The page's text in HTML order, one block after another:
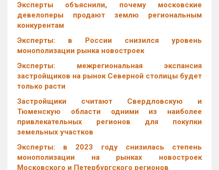
Эксперты объяснили, почему московские
девелоперы продают землю региональным
конкурентам
Эксперты: в России снизился уровень
монополизации рынка новостроек
Эксперты: межрегиональная экспансия
застройщиков на рынок Северной столицы будет
только расти
Застройщики считают Свердловскую и
Тюменскую области одними из наиболее
привлекательных регионов для покупки
земельных участков
Эксперты: в 2023 году снизилась степень
монополизации на рынках новостроек
Московского и Петербургского регионов